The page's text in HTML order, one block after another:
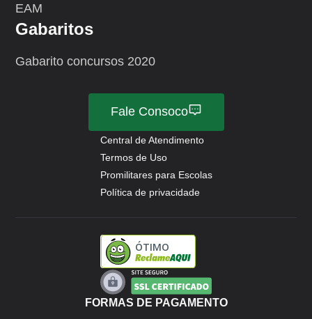
EAM
Gabaritos
Gabarito concursos 2020
Central de Atendimento
Termos de Uso
Promilitares para Escolas
Política de privacidade
Fale Consoco
ÓTIMO
FORMAS DE PAGAMENTO